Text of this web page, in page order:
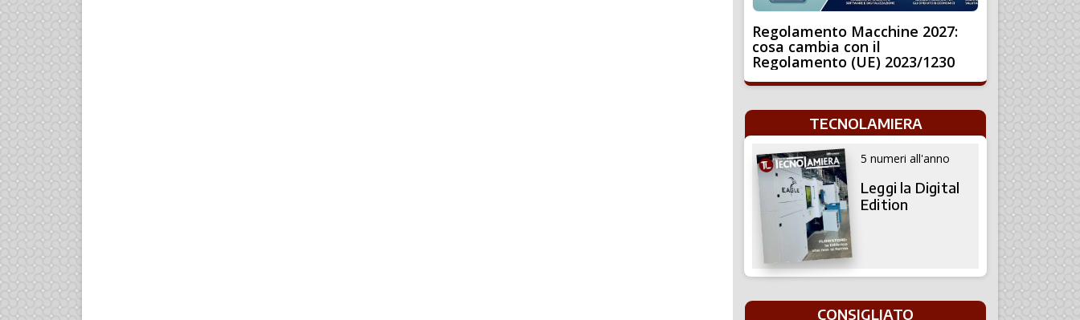
Regolamento Macchine 2027:
cosa cambia con il
Regolamento (UE) 2023/1230
TECNOLAMIERA
5 numeri all'anno
Leggi la Digital
Edition
CONSIGLIATO